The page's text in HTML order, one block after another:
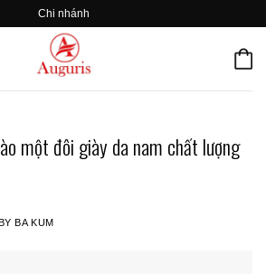
Chi nhánh
một đôi giày da nam chất lượng
BA KUM